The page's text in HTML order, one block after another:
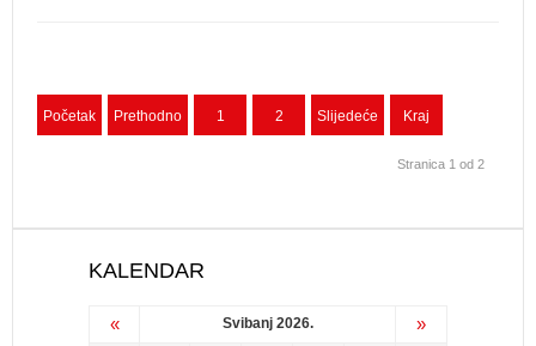
Početak Prethodno 1 2 Slijedeće Kraj
Stranica 1 od 2
KALENDAR
« Svibanj 2026. »